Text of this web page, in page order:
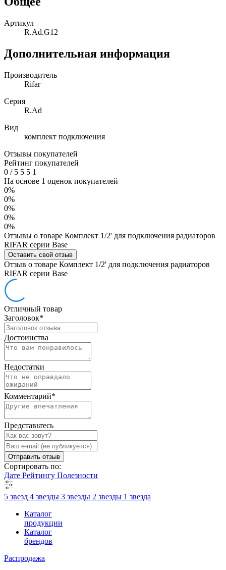
Артикул
R.Ad.G12
Дополнительная информация
Производитель
Rifar
Серия
R.Ad
Вид
комплект подключения
Отзывы покупателей
Рейтинг покупателей
0 /5 5 5 1
На основе 1 оценок покупателей
0%
0%
0%
0%
0%
Отзывы о товаре Комплект 1/2' для подключения радиаторов
RIFAR серии Base
Оставить свой отзыв
Отзыв о товаре Комплект 1/2' для подключения радиаторов
RIFAR серии Base
Отличный товар
Заголовок*
Достоинства
Недостатки
Комментарий*
Представьтесь
Отправить отзыв
Сортировать по:
Дате Рейтингу Полезности
5 звезд 4 звезды 3 звезды 2 звезды 1 звезда
Каталог
продукции
Каталог
брендов
Распродажа